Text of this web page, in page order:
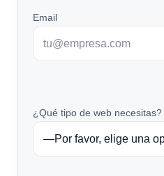
Email
¿Qué tipo de web necesitas?